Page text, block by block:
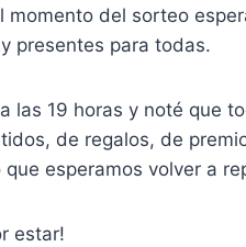
momento del sorteo
presentes para todas.
las 19 horas y noté que
de regalos, de
esperamos volver a
estar!